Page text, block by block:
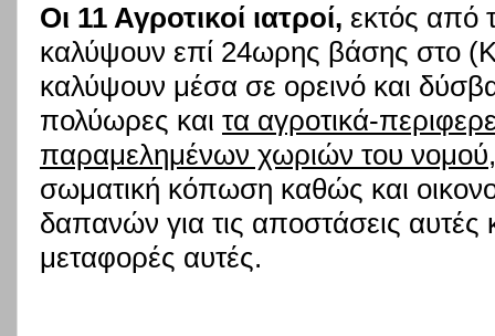
Οι 11 Αγροτικοί ιατροί, εκτός από
καλύψουν επί 24ωρης βάσης στο
καλύψουν μέσα σε ορεινό και
πολύωρες και τα αγροτικά-
παραμελημένων χωριών του
σωματική κόπωση καθώς και
δαπανών για τις αποστάσεις αυτές
μεταφορές αυτές.